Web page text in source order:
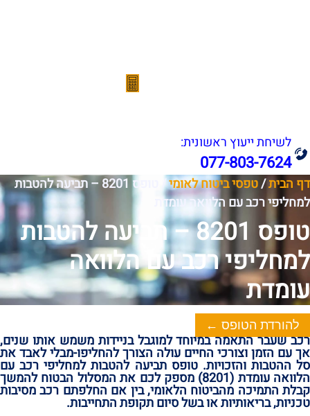
לשיחת ייעוץ ראשונית:
077-803-7624
דף הבית/טפסי ביטוח לאומי/
טופס 8201 – תביעה להטבות
למחליפי רכב עם הלוואה עומדת ‏
טופס 8201 – תביעה להטבות
למחליפי רכב עם הלוואה
עומדת ‏
להורדת הטופס ←
רכב שעבר התאמה במיוחד למוגבל בניידות משמש אותו שנים,‏
אך עם הזמן וצורכי החיים עולה הצורך להחליפו-מבלי לאבד את
סל ההטבות והזכויות.‏ טופס תביעה להטבות למחליפי רכב עם
הלוואה עומדת ‏(8201)‏ מספק לכם את המסלול הבטוח להמשך
קבלת התמיכה מהביטוח הלאומי,‏ בין אם החלפתם רכב מסיבות
טכניות,‏ בריאותיות או בשל סיום תקופת התחייבות.‏